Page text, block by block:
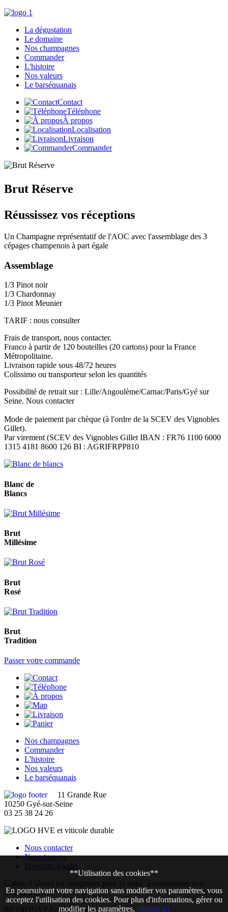
La dégustation
Le domaine
Nos champagnes
Commander
L'histoire
Nos valeurs
Le barséquanais
Contact
Téléphone
À propos
Localisation
Livraison
Commander
Brut Réserve
Réussissez vos réceptions
Un Champagne représentatif de l'AOC avec l'assemblage des 3
cépages champenois à part égale
Assemblage
1/3 Pinot noir
1/3 Chardonnay
1/3 Pinot Meunier
TARIF : nous consulter
Frais de transport, nous contacter.
Franco à partir de 120 bouteilles (20 cartons) pour la France
Métropolitaine.
Livraison rapide sous 48/72 heures
Colissimo ou transporteur selon les quantités
Possibilité de retrait sur : Lille/Angoulème/Carnac/Paris/Gyé sur
Seine. Nous contacter
Mode de paiement par chèque (à l'ordre de la SCEV des Vignobles
Gillet).
Par virement (SCEV des Vignobles Gillet IBAN : FR76 1100 6000
1315 4181 8600 126 BI : AGRIFRPP810
Blanc de
Blancs
Brut
Millésime
Brut
Rosé
Brut
Tradition
Passer votre commande
Nos champagnes
Commander
L'histoire
Nos valeurs
Le barséquanais
11 Grande Rue
10250 Gyé-sur-Seine
03 25 38 24 26
Nous contacter
Nous trouver
Mentions légales
L’abus d’alcool est dangereux pour la santé, à consommer avec
modération
RETROUVEZ-NOUS SUR
**Utilisation des cookies**
En poursuivant votre navigation sans modifier vos paramètres, vous
acceptez l'utilisation des cookies. Pour plus d'informations, gérer ou
modifier les paramètres, cliquez ici